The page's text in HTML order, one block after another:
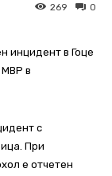
0
269
инцидент в Гоце
в
с
При
е отчетен